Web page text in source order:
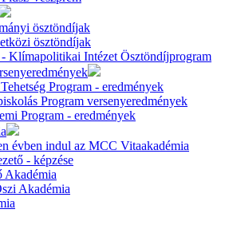
ösztöndíjak
ösztöndíjak
Klímapolitikai Intézet Ösztöndíjprogram
Program - eredmények
Program versenyeredmények
Program - eredmények
évben indul az MCC Vitaakadémia
- képzése
Akadémia
Akadémia